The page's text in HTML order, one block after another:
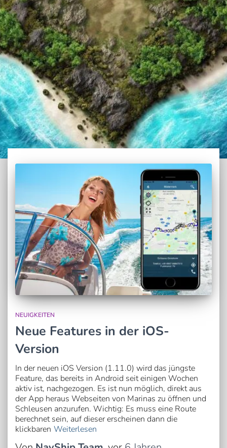
NEUIGKEITEN
Neue Features in der iOS-
Version
In der neuen iOS Version (1.11.0) wird das jüngste
Feature, das bereits in Android seit einigen Wochen
aktiv ist, nachgezogen. Es ist nun möglich, direkt aus
der App heraus Webseiten von Marinas zu öffnen und
Schleusen anzurufen. Wichtig: Es muss eine Route
berechnet sein, auf dieser erscheinen dann die
klickbaren Weiterlesen